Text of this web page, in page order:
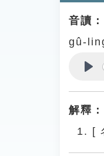
音讀：
gû-
解釋：
[